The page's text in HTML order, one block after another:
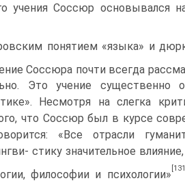
учения Соссюр основывался
по­нятием «языка» и
Соссюра почти всегда
Это учение существенно
Несмотря на слегка
что Соссюр был в курсе
«Все отрасли
стику значительное
философии и психологии»